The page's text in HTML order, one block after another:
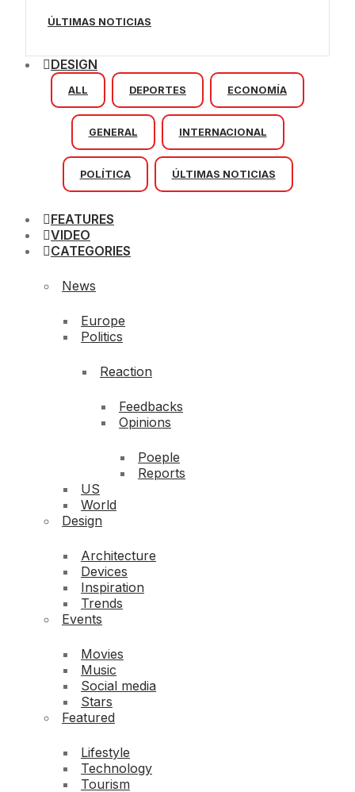
ÚLTIMAS NOTICIAS
DESIGN
ALL DEPORTES ECONOMÍA
GENERAL INTERNACIONAL
POLÍTICA ÚLTIMAS NOTICIAS
FEATURES
VIDEO
CATEGORIES
News
Europe
Politics
Reaction
Feedbacks
Opinions
Poeple
Reports
US
World
Design
Architecture
Devices
Inspiration
Trends
Events
Movies
Music
Social media
Stars
Featured
Lifestyle
Technology
Tourism